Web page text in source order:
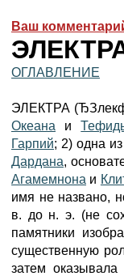
Ваш
ОГЛАВЛЕНИЕ
ЭЛЕКТРА
Океана и
Гарпий; 2) одна
Дардана,
Агамемнона и
имя не названо,
в. до н. э. (не
памятники
существенную
затем